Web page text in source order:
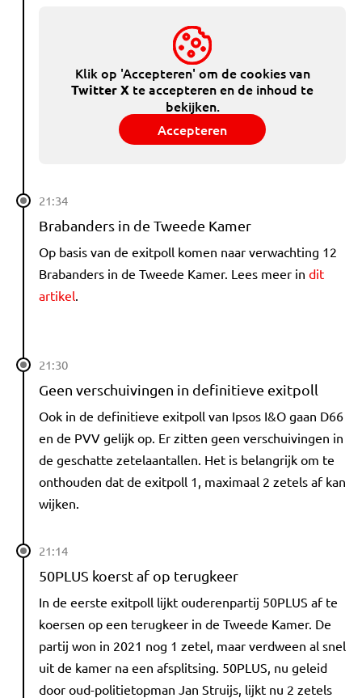
Klik op 'Accepteren' om de cookies van
Twitter X te accepteren en de inhoud te
bekijken.
Accepteren
21:34
Brabanders in de Tweede Kamer
Op basis van de exitpoll komen naar verwachting 12
Brabanders in de Tweede Kamer. Lees meer in dit
artikel
21:30
Geen verschuivingen in definitieve exitpoll
Ook in de definitieve exitpoll van Ipsos I&O gaan D66
en de PVV gelijk op. Er zitten geen verschuivingen in
de geschatte zetelaantallen. Het is belangrijk om te
onthouden dat de exitpoll 1, maximaal 2 zetels af kan
wijken.
21:14
50PLUS koerst af op terugkeer
In de eerste exitpoll lijkt ouderenpartij 50PLUS af te
koersen op een terugkeer in de Tweede Kamer. De
partij won in 2021 nog 1 zetel, maar verdween al snel
uit de kamer na een afsplitsing. 50PLUS, nu geleid
door oud-politietopman Jan Struijs, lijkt nu 2 zetels